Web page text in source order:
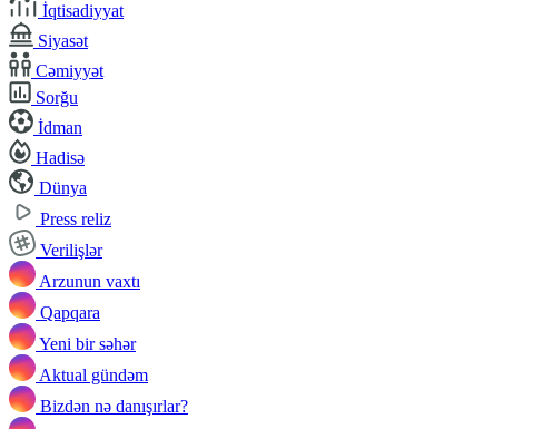
İqtisadiyyat
Siyasət
Cəmiyyət
Sorğu
İdman
Hadisə
Dünya
Press reliz
Verilişlər
Arzunun vaxtı
Qapqara
Yeni bir səhər
Aktual gündəm
Bizdən nə danışırlar?